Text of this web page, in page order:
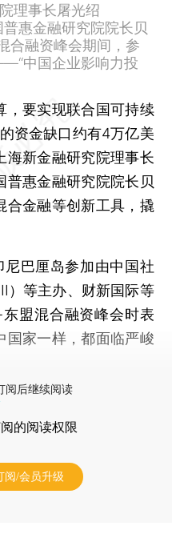
理事长屠光绍
普惠金融研究院院长贝
合融资峰会期间，参
中国企业影响力投
，要实现联合国可持续
资金缺口约有4万亿美
海新金融研究院理事长
普惠金融研究院院长贝
合金融等创新工具，撬
巴厘岛参加由中国社
）等主办、财新国际等
盟混合融资峰会时表
国家一样，都面临严峻
阅后继续阅读
的阅读权限
阅/会员升级